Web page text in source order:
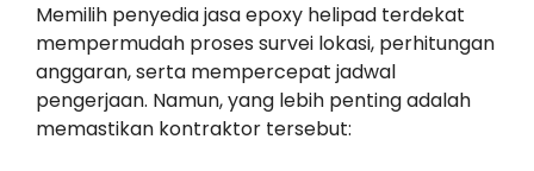
Memilih penyedia jasa epoxy helipad terdekat
mempermudah proses survei lokasi, perhitungan
anggaran, serta mempercepat jadwal
pengerjaan. Namun, yang lebih penting adalah
memastikan kontraktor tersebut: